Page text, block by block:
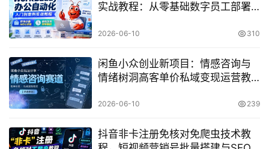
实战教程：从零基础数字员工部署
2026-06-10 310
闲鱼小众创业新项目：情感咨询与
情绪树洞高客单价私域变现运营教
2026-06-10 239
抖音非卡注册免核对免爬虫技术教